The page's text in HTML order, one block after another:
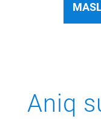
Aniq